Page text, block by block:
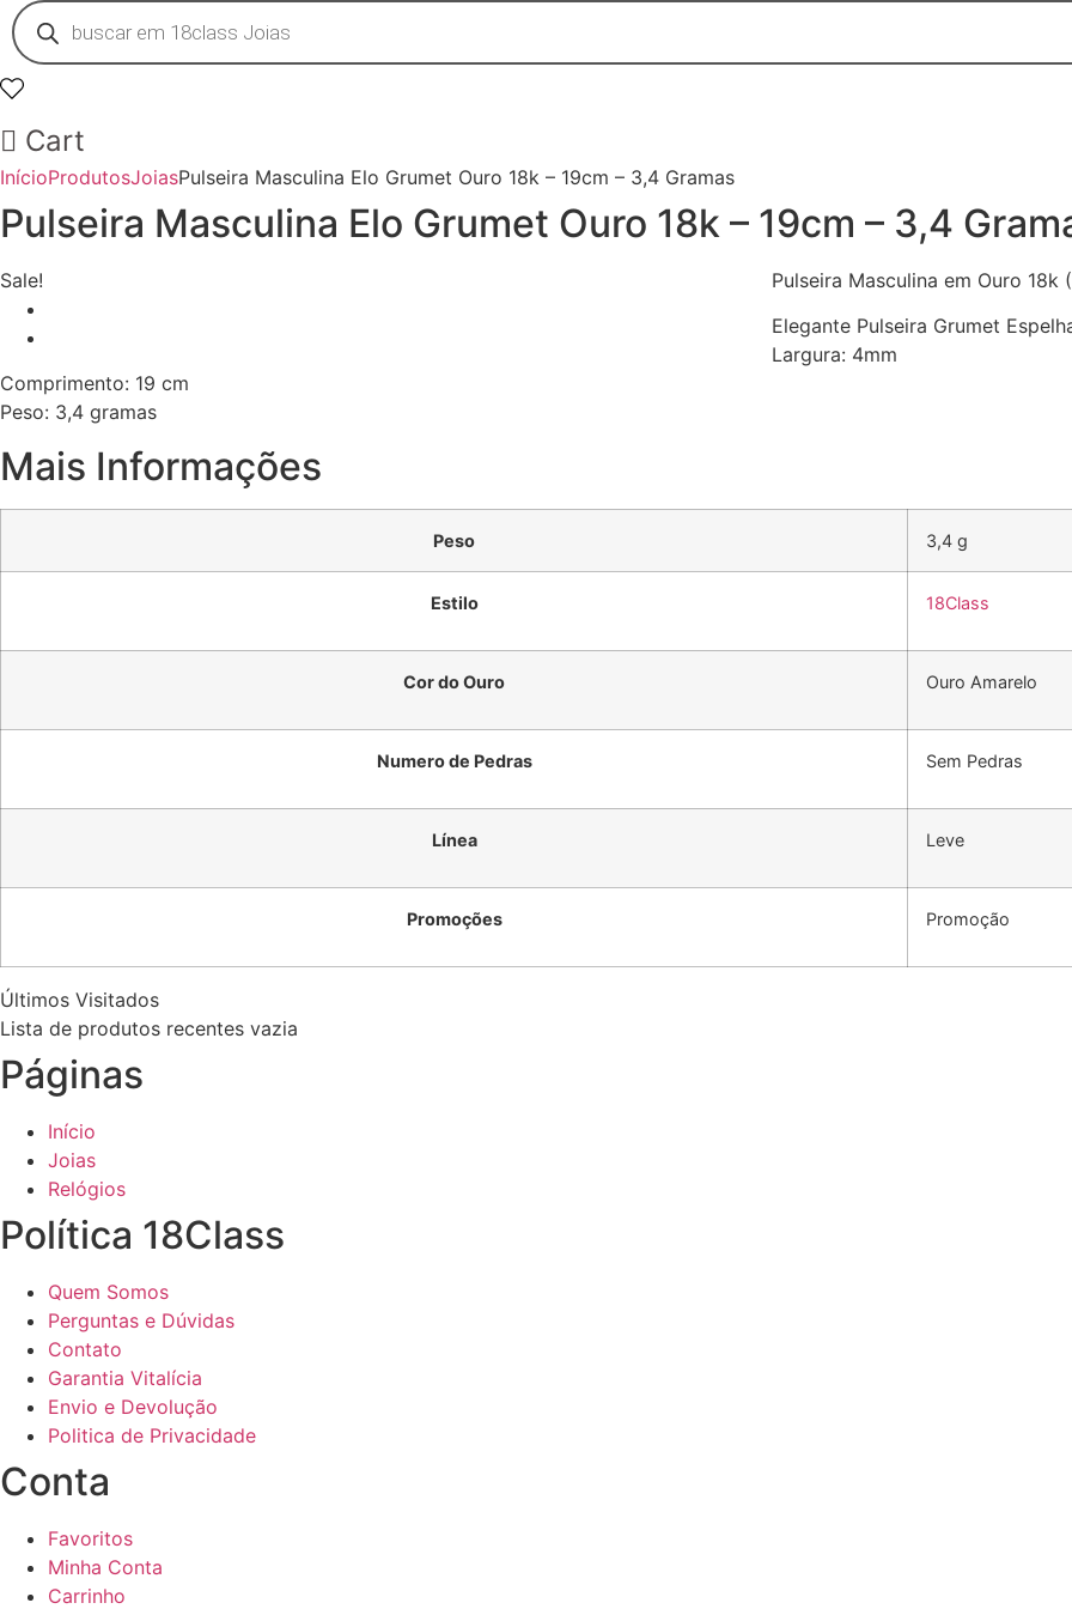
Pesquisar
produtos
Cart
InícioProdutosJoiasPulseira Masculina Elo Grumet Ouro 18k – 19cm – 3,4 Gramas
Pulseira Masculina Elo Grumet Ouro 18k – 19cm – 3,4
Sale!
Pulseira Masculina em Ouro
Elegante Pulseira Grumet
Largura: 4mm
Comprimento: 19 cm
Peso: 3,4 gramas
Mais Informações
Peso 3,4 g
Estilo 18Class
Cor do Ouro Ouro Amarelo
Numero de Pedras Sem Pedras
Línea Leve
Promoções Promoção
Últimos Visitados
Lista de produtos recentes vazia
Páginas
Início
Joias
Relógios
Política 18Class
Quem Somos
Perguntas e Dúvidas
Contato
Garantia Vitalícia
Envio e Devolução
Politica de Privacidade
Conta
Favoritos
Minha Conta
Carrinho